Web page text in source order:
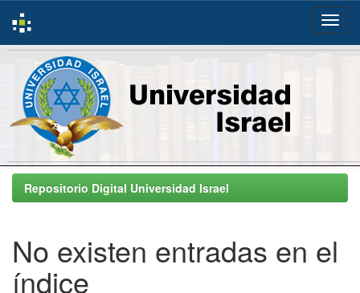
Skip
navigationRepositorio Digital Universidad Israel
No existen entradas en el
índice